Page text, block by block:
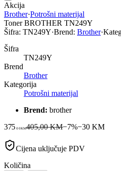
Akcija
Brother·Potrošni materijal
Toner BROTHER TN249Y
Šifra: TN249Y·Brend: Brother·
Šifra
TN249Y
Brend
Brother
Kategorija
Potrošni materijal
Brend: brother
375 00KM405,00 KM−7%−30 KM
Cijena uključuje PDV
Količina